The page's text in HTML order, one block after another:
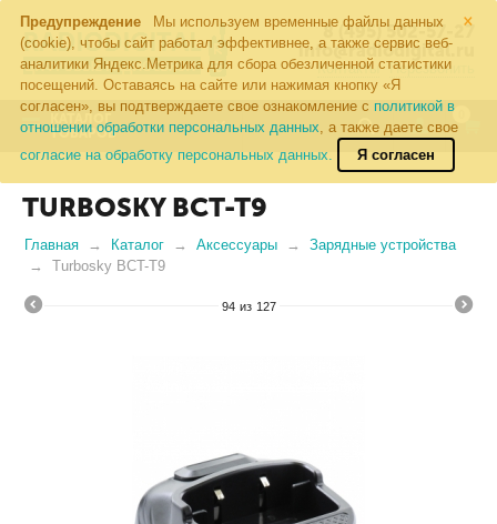
×
Предупреждение
Мы используем временные файлы данных
(cookie), чтобы сайт работал эффективнее, а также сервис веб-
аналитики Яндекс.Метрика для сбора обезличенной статистики
посещений. Оставаясь на сайте или нажимая кнопку «Я
согласен», вы подтверждаете свое ознакомление с политикой в
отношении обработки персональных данных, а также даете свое
согласие на обработку персональных данных.
Я согласен
8 (495) 502-57-27
info@radiodigital.ru
Контакты Перезвонить
КАТАЛОГ
ТОВАРОВ
TURBOSKY BCT-T9
Главная Каталог Аксессуары
Зарядные устройства
Turbosky BCT-T9
94 из 127